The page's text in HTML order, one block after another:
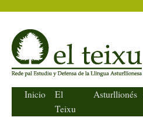
El Teixu
Inicio
El
Teixu
Asturllionés